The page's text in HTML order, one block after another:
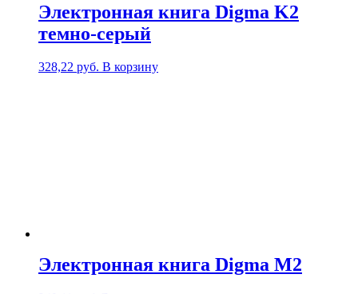
Электронная книга Digma K2
темно-серый
328,22 руб. В корзину
Электронная книга Digma M2